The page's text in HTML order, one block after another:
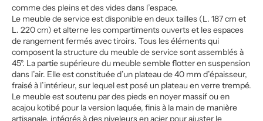
comme des pleins et des vides dans l’espace.
Le meuble de service est disponible en deux tailles (L. 187 cm et
L. 220 cm) et alterne les compartiments ouverts et les espaces
de rangement fermés avec tiroirs. Tous les éléments qui
composent la structure du meuble de service sont assemblés à
45°. La partie supérieure du meuble semble flotter en suspension
dans l’air. Elle est constituée d’un plateau de 40 mm d’épaisseur,
fraisé à l’intérieur, sur lequel est posé un plateau en verre trempé.
Le meuble est soutenu par des pieds en noyer massif ou en
acajou kotibé pour la version laquée, finis à la main de manière
artisanale, intégrés à des niveleurs en acier pour ajuster le